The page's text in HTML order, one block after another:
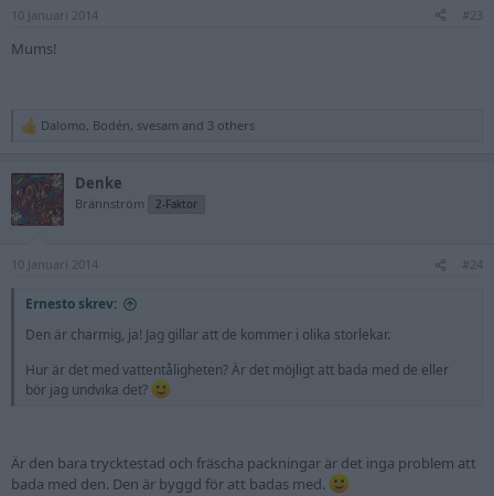
s
10 Januari 2014 #23
Mums!
R
c
t
i
o
s
Dalomo, Bodén, svesam and 3 others
Denke
Brännström 2-Faktor
10 Januari 2014 #24
Ernesto skrev:
Den är charmig, ja! Jag gillar att de kommer i olika storlekar.
Hur är det med vattentåligheten? Är det möjligt att bada med de eller
bör jag undvika det?
Är den bara trycktestad och fräscha packningar är det inga problem att
bada med den. Den är byggd för att badas med.